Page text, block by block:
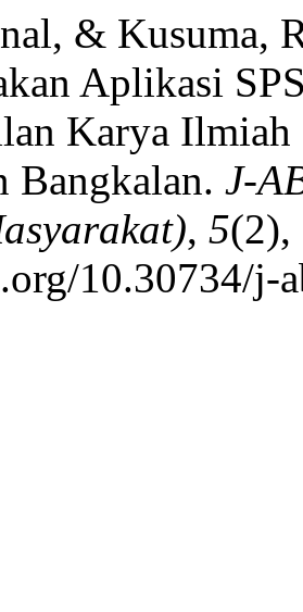
& Kusuma,
Aplikasi
Karya
Bangkalan. J-
, 5(2),
10.30734/j-